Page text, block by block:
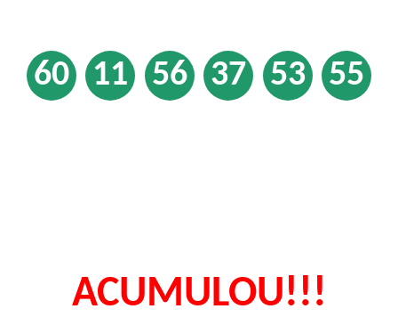
60 11 56 37 53 55
ACUMULOU!!!